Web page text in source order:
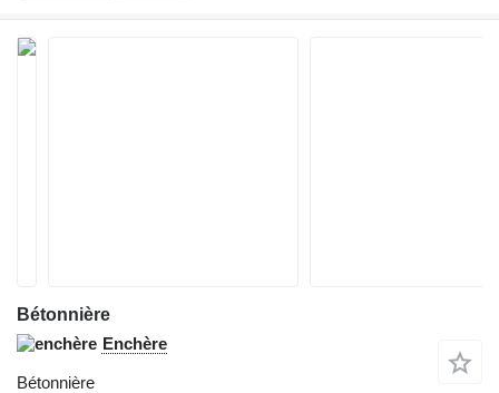
Bétonnière
Enchère
Bétonnière